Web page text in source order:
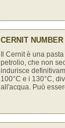
CERNIT
Il Cernit è una
petrolio, che non
indurisce
100°C e i 130°C,
all'acqua. Può